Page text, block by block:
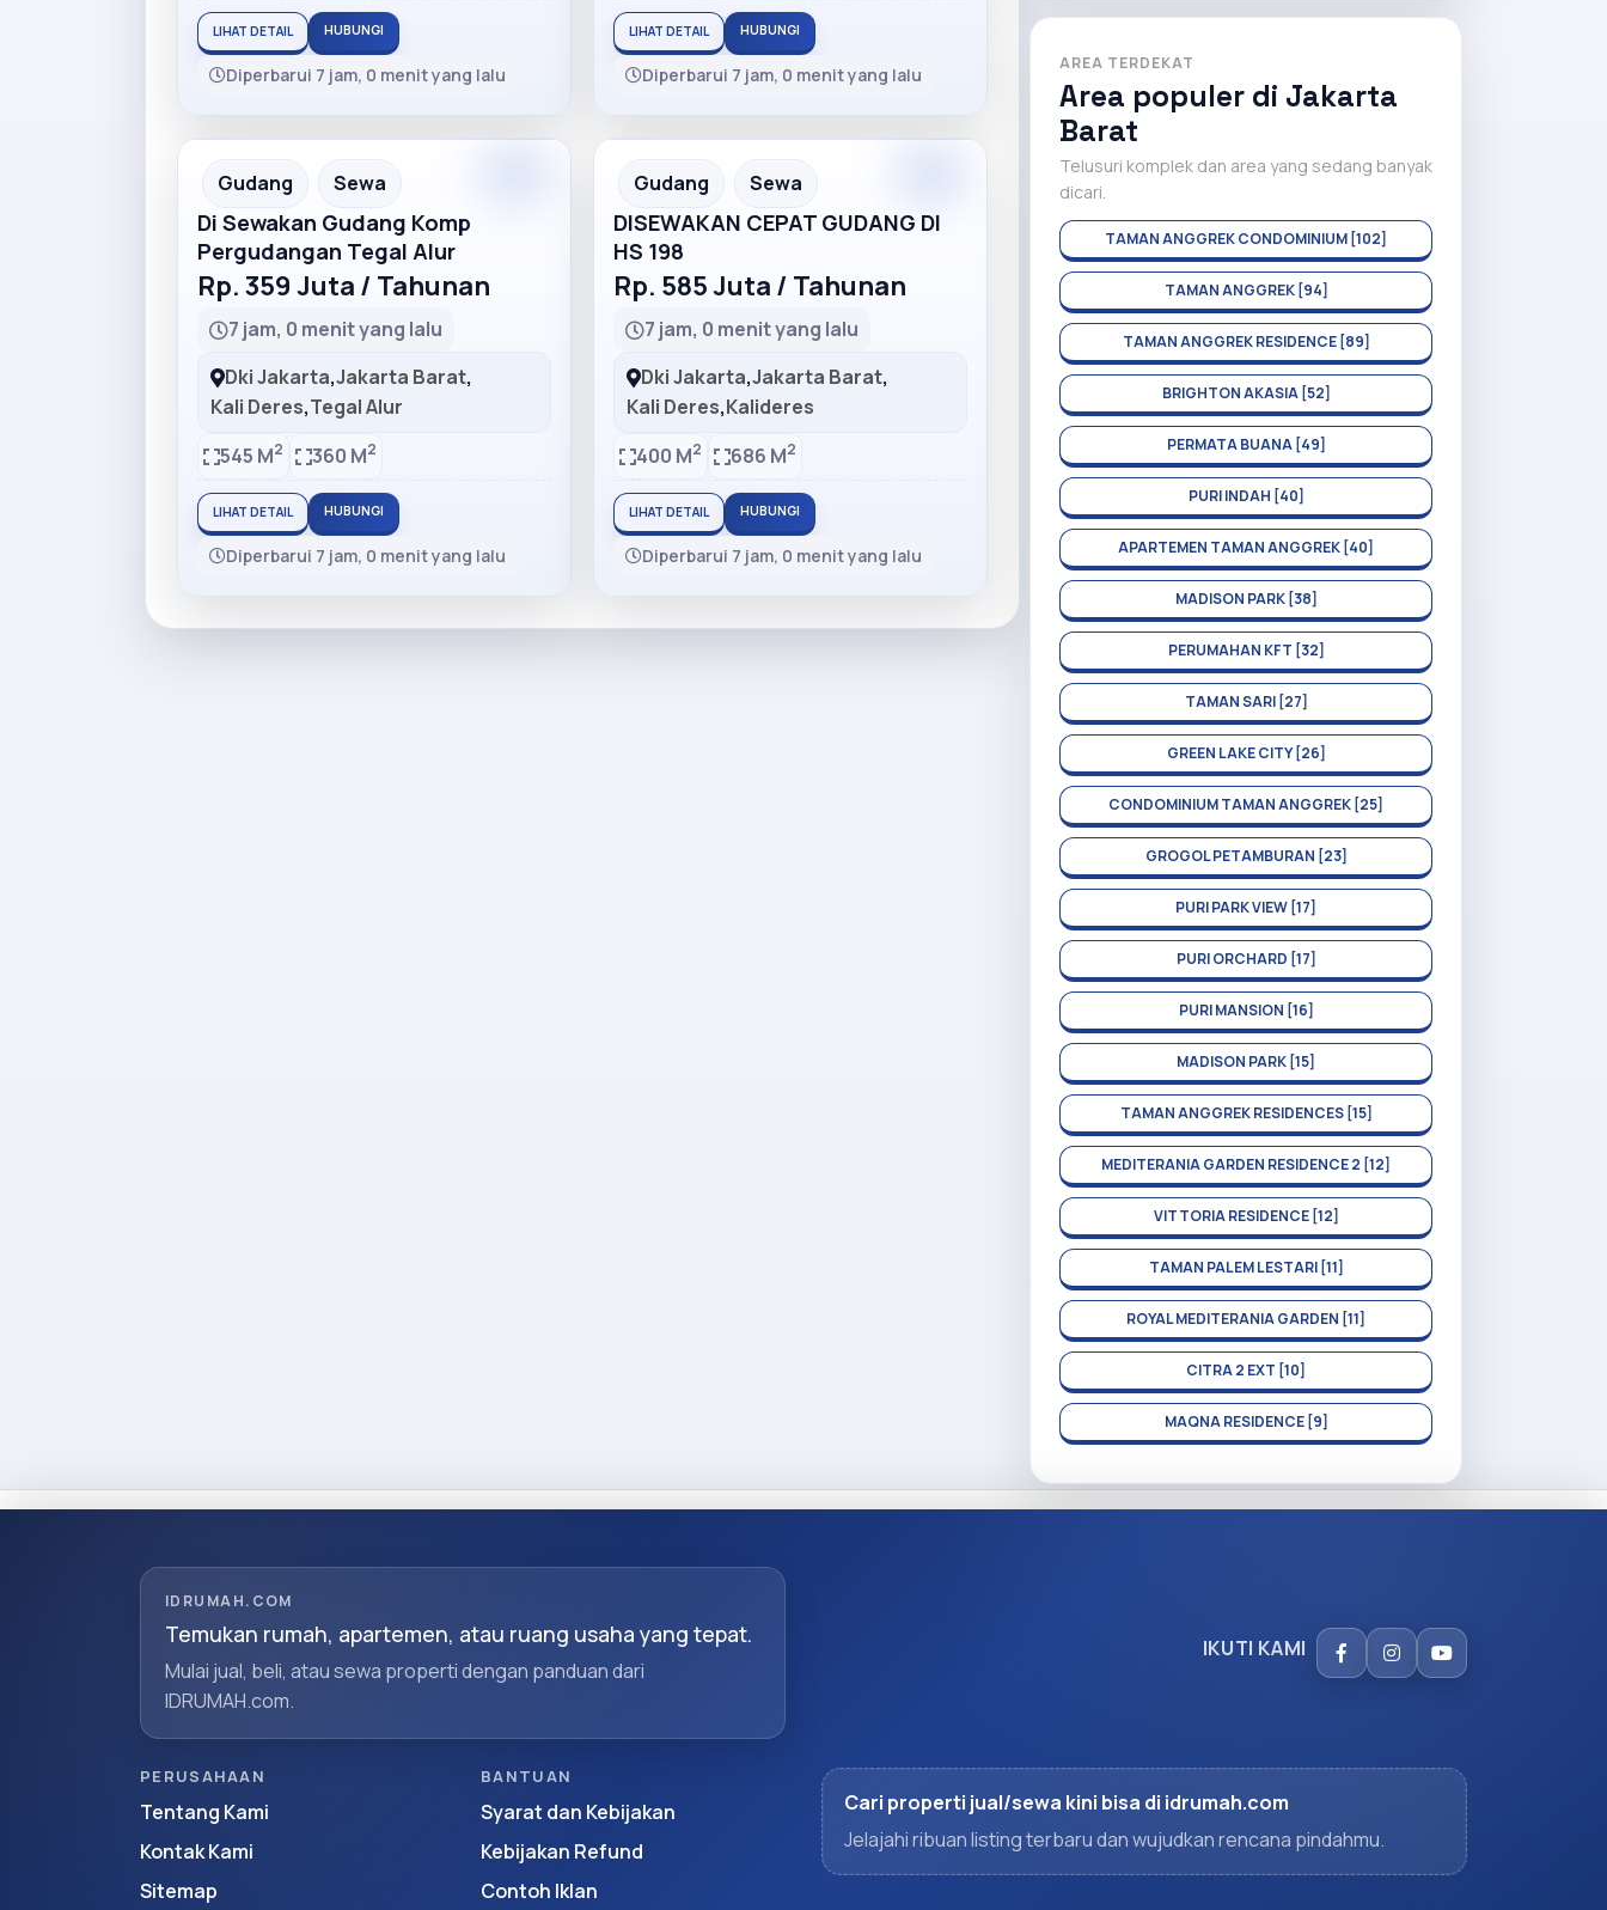
LIHAT DETAIL HUBUNGI
Diperbarui 7 jam, 0 menit yang lalu
LIHAT DETAIL HUBUNGI
Diperbarui 7 jam, 0 menit yang lalu
Recommended
Gudang Sewa
Di Sewakan Gudang Komp
Pergudangan Tegal Alur
Rp. 359 Juta / Tahunan
7 jam, 0 menit yang lalu
Dki Jakarta,Jakarta Barat,
Kali Deres,Tegal Alur
545 M2 360 M2
LIHAT DETAIL HUBUNGI
Diperbarui 7 jam, 0 menit yang lalu
Recommended
Gudang Sewa
DISEWAKAN CEPAT GUDANG DI
HS 198
Rp. 585 Juta / Tahunan
7 jam, 0 menit yang lalu
Dki Jakarta,Jakarta Barat,
Kali Deres,Kalideres
400 M2 686 M2
LIHAT DETAIL HUBUNGI
Diperbarui 7 jam, 0 menit yang lalu
AREA TERDEKAT
Area populer di Jakarta
Barat
Telusuri komplek dan area yang sedang banyak
dicari.
TAMAN ANGGREK CONDOMINIUM [102]
TAMAN ANGGREK [94]
TAMAN ANGGREK RESIDENCE [89]
BRIGHTON AKASIA [52]
PERMATA BUANA [49]
PURI INDAH [40]
APARTEMEN TAMAN ANGGREK [40]
MADISON PARK [38]
PERUMAHAN KFT [32]
TAMAN SARI [27]
GREEN LAKE CITY [26]
CONDOMINIUM TAMAN ANGGREK [25]
GROGOL PETAMBURAN [23]
PURI PARK VIEW [17]
PURI ORCHARD [17]
PURI MANSION [16]
MADISON PARK [15]
TAMAN ANGGREK RESIDENCES [15]
MEDITERANIA GARDEN RESIDENCE 2 [12]
VITTORIA RESIDENCE [12]
TAMAN PALEM LESTARI [11]
ROYAL MEDITERANIA GARDEN [11]
CITRA 2 EXT [10]
MAQNA RESIDENCE [9]
IDRUMAH.COM
Temukan rumah, apartemen, atau ruang usaha yang tepat.
Mulai jual, beli, atau sewa properti dengan panduan dari
IDRUMAH.com.
IKUTI KAMI
PERUSAHAAN
Tentang Kami
Kontak Kami
Sitemap
BANTUAN
Syarat dan Kebijakan
Kebijakan Refund
Contoh Iklan
Cari properti jual/sewa kini bisa di idrumah.com
Jelajahi ribuan listing terbaru dan wujudkan rencana pindahmu.